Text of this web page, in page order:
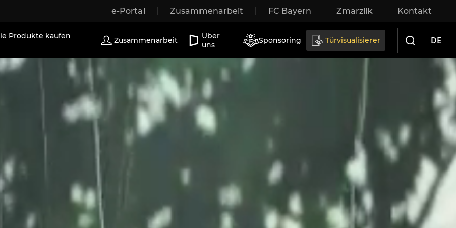
e-Portal Zusammenarbeit FC Bayern Zmarzlik Kontakt
Außentüren Terrassentüren Schiebetüren
Produkte kaufen
Zusammenarbeit
Über
uns
Sponsoring Türvisualisierer DE